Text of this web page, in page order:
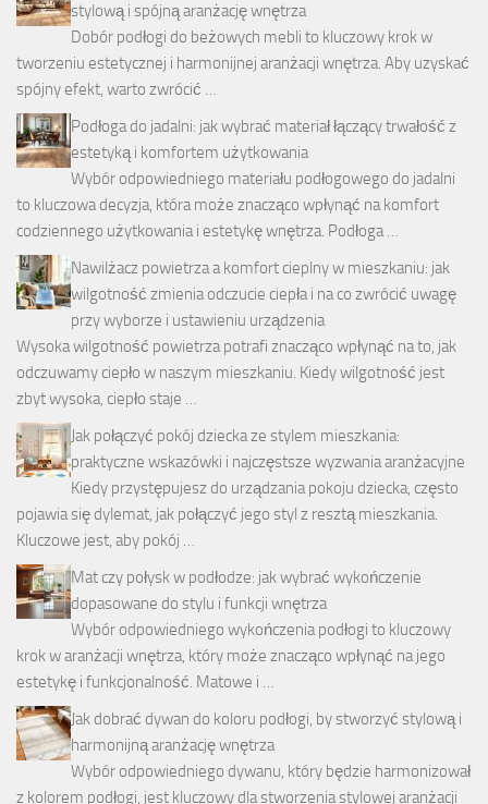
stylową i spójną aranżację wnętrza
Dobór podłogi do beżowych mebli to kluczowy krok w
tworzeniu estetycznej i harmonijnej aranżacji wnętrza. Aby uzyskać
spójny efekt, warto zwrócić …
Podłoga do jadalni: jak wybrać materiał łączący trwałość z
estetyką i komfortem użytkowania
Wybór odpowiedniego materiału podłogowego do jadalni
to kluczowa decyzja, która może znacząco wpłynąć na komfort
codziennego użytkowania i estetykę wnętrza. Podłoga …
Nawilżacz powietrza a komfort cieplny w mieszkaniu: jak
wilgotność zmienia odczucie ciepła i na co zwrócić uwagę
przy wyborze i ustawieniu urządzenia
Wysoka wilgotność powietrza potrafi znacząco wpłynąć na to, jak
odczuwamy ciepło w naszym mieszkaniu. Kiedy wilgotność jest
zbyt wysoka, ciepło staje …
Jak połączyć pokój dziecka ze stylem mieszkania:
praktyczne wskazówki i najczęstsze wyzwania aranżacyjne
Kiedy przystępujesz do urządzania pokoju dziecka, często
pojawia się dylemat, jak połączyć jego styl z resztą mieszkania.
Kluczowe jest, aby pokój …
Mat czy połysk w podłodze: jak wybrać wykończenie
dopasowane do stylu i funkcji wnętrza
Wybór odpowiedniego wykończenia podłogi to kluczowy
krok w aranżacji wnętrza, który może znacząco wpłynąć na jego
estetykę i funkcjonalność. Matowe i …
Jak dobrać dywan do koloru podłogi, by stworzyć stylową i
harmonijną aranżację wnętrza
Wybór odpowiedniego dywanu, który będzie harmonizował
z kolorem podłogi, jest kluczowy dla stworzenia stylowej aranżacji